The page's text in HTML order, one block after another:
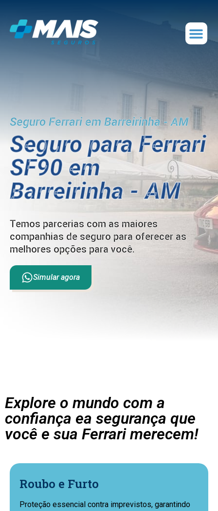
Seguro Ferrari em Barreirinha - AM
Seguro para Ferrari
SF90 em
Barreirinha - AM
Temos parcerias com as maiores
companhias de seguro para oferecer as
melhores opções para você.
Simular agora
Explore o mundo com a
confiança ea segurança que
você e sua Ferrari merecem!
Roubo e Furto
Proteção essencial contra imprevistos, garantindo